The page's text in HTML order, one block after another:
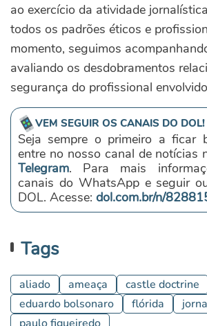
ao exercício da atividade
todos os padrões éticos e
momento, seguimos
avaliando os desdobramentos
segurança do profissional
VEM SEGUIR OS CANAIS DO DOL!
Seja sempre o primeiro a ficar
entre no nosso canal de notícias
Telegram. Para mais
canais do WhatsApp e seguir
DOL. Acesse: dol.com.br/n/
Tags
aliado ameaça
castle doctrine
eduardo bolsonaro
flórida